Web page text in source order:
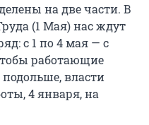
на две части. В
(1 Мая) нас ждут
с 1 по 4 мая — с
работающие
власти
4 января, на